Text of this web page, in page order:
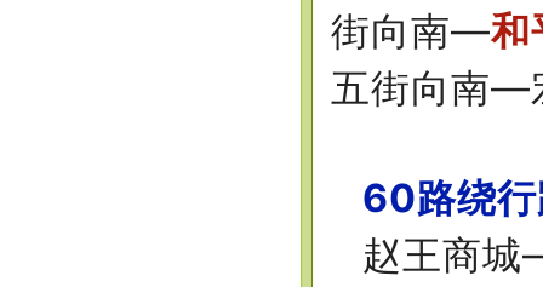
街向南—和
五街向南—
60路绕
赵王商